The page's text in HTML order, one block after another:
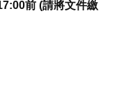
前 (請將文件繳